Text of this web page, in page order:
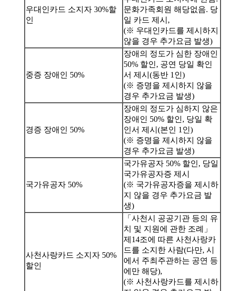
우대인카드 소지자 30%할
인
문화가족회원 해당없음. 당
일 카드 제시,
(※ 우대인카드를 제시하지
않을 경우 추가요금 발생)
중증 장애인 50%
장애의 정도가 심한 장애인
50% 할인, 공연 당일 확인
서 제시(동반 1인)
(※ 증명을 제시하지 않을
경우 추가요금 발생)
경증 장애인 50%
장애의 정도가 심하지 않은
장애인 50% 할인, 당일 확
인서 제시(본인 1인)
(※ 증명을 제시하지 않을
경우 추가요금 발생)
국가유공자 50%
국가유공자 50% 할인, 당일
국가유공자증 제시
(※ 국가유공자증을 제시하
지 않을 경우 추가요금 발
생)
사천사랑카드 소지자 50%
할인
「사천시 공공기관 등의 유
치 및 지원에 관한 조례」
제14조에 따른 사천사랑카
드를 소지한 사람(다만, 시
에서 주최주관하는 공연 등
에만 해당),
(※ 사천사랑카드를 제시하